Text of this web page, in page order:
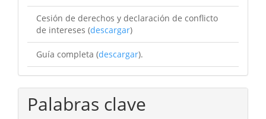
Cesión de derechos y declaración de conflicto
de intereses (descargar)
Guía completa (descargar).
Palabras clave